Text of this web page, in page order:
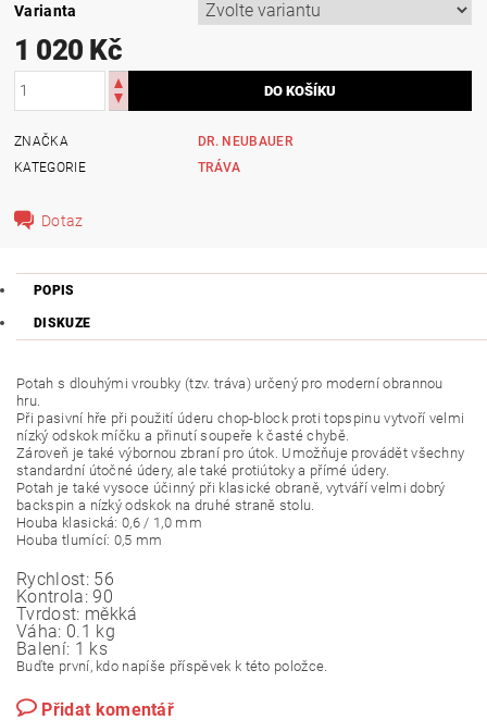
Varianta
1 020 Kč
ZNAČKA
DR. NEUBAUER
KATEGORIE
TRÁVA
Dotaz
POPIS
DISKUZE
Potah s dlouhými vroubky (tzv. tráva) určený pro moderní obrannou
hru.
Při pasivní hře při použití úderu chop-block proti topspinu vytvoří velmi
nízký odskok míčku a přinutí soupeře k časté chybě.
Zároveň je také výbornou zbraní pro útok. Umožňuje provádět všechny
standardní útočné údery, ale také protiútoky a přímé údery.
Potah je také vysoce účinný při klasické obraně, vytváří velmi dobrý
backspin a nízký odskok na druhé straně stolu.
Houba klasická: 0,6 / 1,0 mm
Houba tlumící: 0,5 mm
Rychlost: 56
Kontrola: 90
Tvrdost: měkká
Váha: 0.1 kg
Balení: 1 ks
Buďte první, kdo napíše příspěvek k této položce.
Přidat komentář